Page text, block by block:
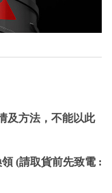
及方法，不能以此
(請取貨前先致電 :